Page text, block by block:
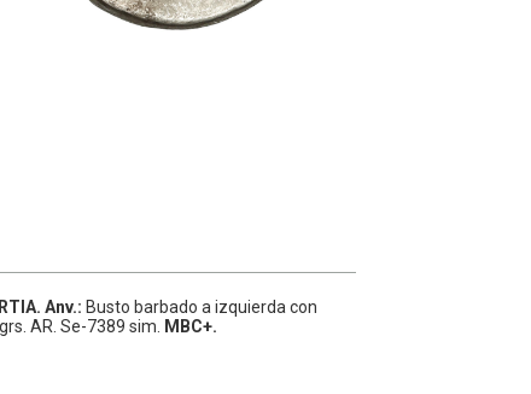
Anv.: Busto barbado a izquierda con
AR. Se-7389 sim. MBC+.